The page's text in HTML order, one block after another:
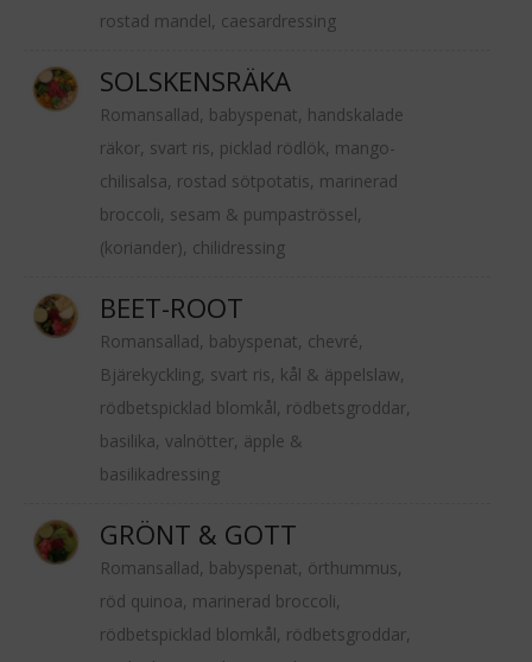
rostad mandel, caesardressing
SOLSKENSRÄKA
Romansallad, babyspenat, handskalade
räkor, svart ris, picklad rödlök, mango-
chilisalsa, rostad sötpotatis, marinerad
broccoli, sesam & pumpaströssel,
(koriander), chilidressing
BEET-ROOT
Romansallad, babyspenat, chevré,
Bjärekyckling, svart ris, kål & äppelslaw,
rödbetspicklad blomkål, rödbetsgroddar,
basilika, valnötter, äpple &
basilikadressing
GRÖNT & GOTT
Romansallad, babyspenat, örthummus,
röd quinoa, marinerad broccoli,
rödbetspicklad blomkål, rödbetsgroddar,